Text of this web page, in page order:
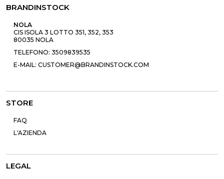
BRANDINSTOCK
NOLA
CIS ISOLA 3 LOTTO 351, 352, 353
80035 NOLA
TELEFONO: 3509839535
E-MAIL: CUSTOMER@BRANDINSTOCK.COM
STORE
FAQ
L'AZIENDA
LEGAL